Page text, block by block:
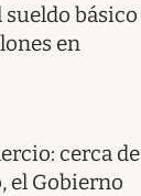
básico
en
cerca de
el Gobierno